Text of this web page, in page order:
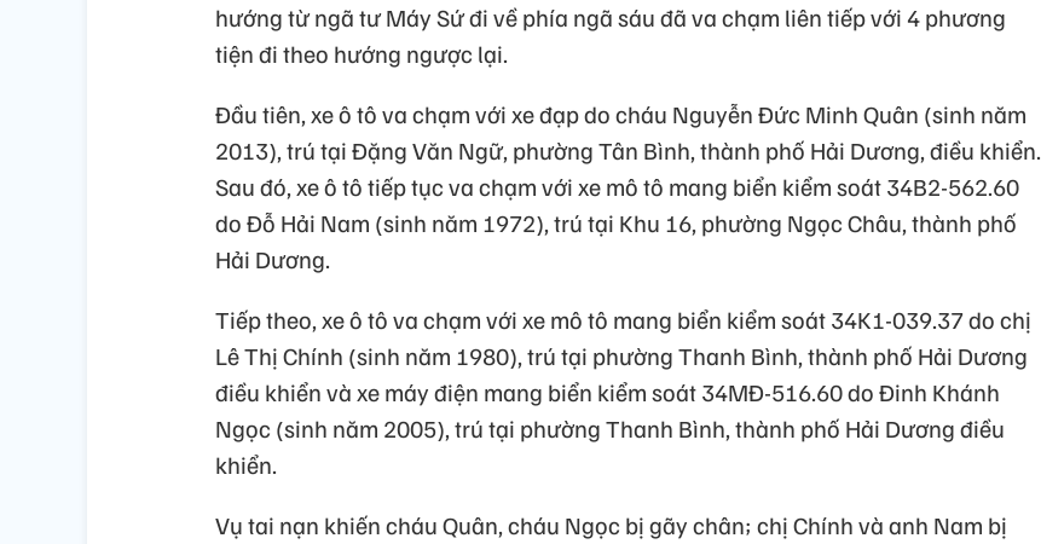
hướng từ ngã tư Máy Sứ đi về phía ngã sáu đã va chạm liên tiếp với 4 phương
tiện đi theo hướng ngược lại.
Đầu tiên, xe ô tô va chạm với xe đạp do cháu Nguyễn Đức Minh Quân (sinh năm
2013), trú tại Đặng Văn Ngữ, phường Tân Bình, thành phố Hải Dương, điều khiển.
Sau đó, xe ô tô tiếp tục va chạm với xe mô tô mang biển kiểm soát 34B2-562.60
do Đỗ Hải Nam (sinh năm 1972), trú tại Khu 16, phường Ngọc Châu, thành phố
Hải Dương.
Tiếp theo, xe ô tô va chạm với xe mô tô mang biển kiểm soát 34K1-039.37 do chị
Lê Thị Chính (sinh năm 1980), trú tại phường Thanh Bình, thành phố Hải Dương
điều khiển và xe máy điện mang biển kiểm soát 34MĐ-516.60 do Đinh Khánh
Ngọc (sinh năm 2005), trú tại phường Thanh Bình, thành phố Hải Dương điều
khiển.
Vụ tai nạn khiến cháu Quân, cháu Ngọc bị gãy chân; chị Chính và anh Nam bị